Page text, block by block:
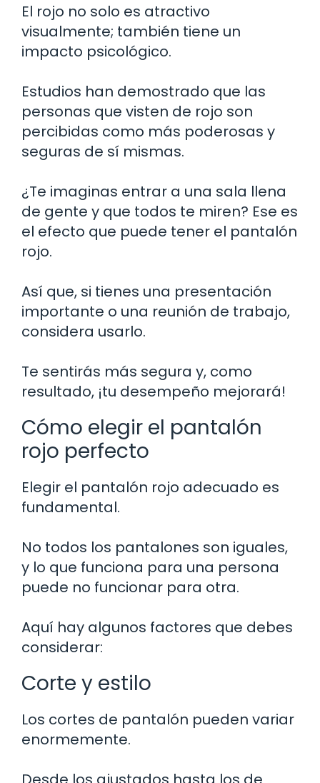
El rojo no solo es atractivo
visualmente; también tiene un
impacto psicológico.
Estudios han demostrado que las
personas que visten de rojo son
percibidas como más poderosas y
seguras de sí mismas.
¿Te imaginas entrar a una sala llena
de gente y que todos te miren? Ese es
el efecto que puede tener el pantalón
rojo.
Así que, si tienes una presentación
importante o una reunión de trabajo,
considera usarlo.
Te sentirás más segura y, como
resultado, ¡tu desempeño mejorará!
Cómo elegir el pantalón
rojo perfecto
Elegir el pantalón rojo adecuado es
fundamental.
No todos los pantalones son iguales,
y lo que funciona para una persona
puede no funcionar para otra.
Aquí hay algunos factores que debes
considerar:
Corte y estilo
Los cortes de pantalón pueden variar
enormemente.